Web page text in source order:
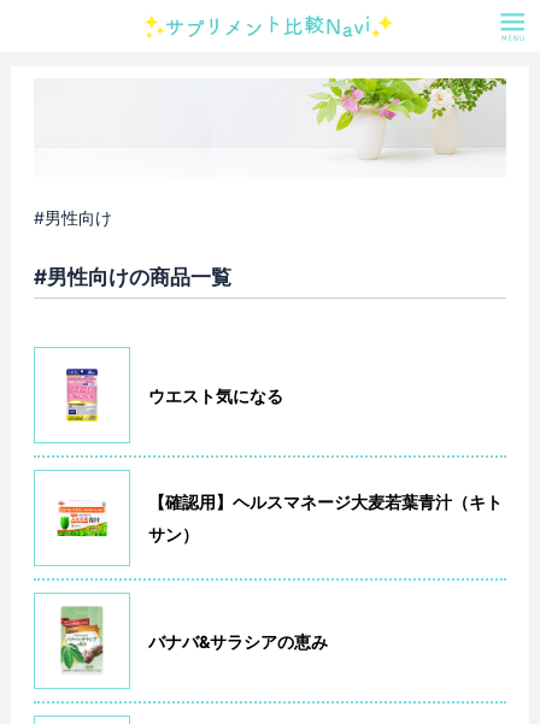
#男性向け
#男性向けの商品一覧
ウエスト気になる
【確認用】ヘルスマネージ大麦若葉青汁（キト
サン）
バナバ&サラシアの恵み